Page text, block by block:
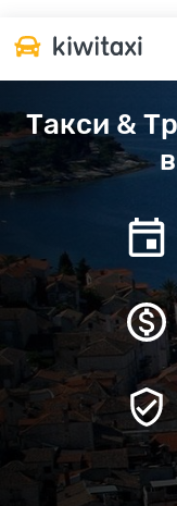
Такси &